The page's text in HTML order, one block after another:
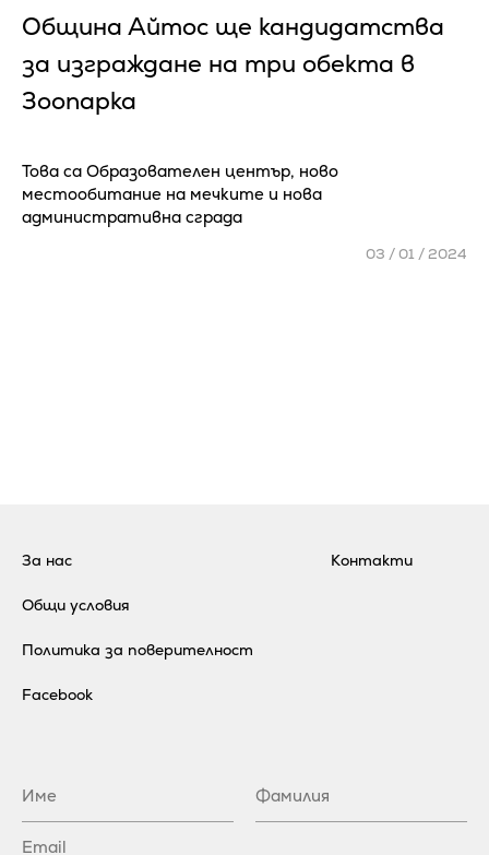
Община Айтос ще кандидатства
за изграждане на три обекта в
Зоопарка
Това са Образователен център, ново
местообитание на мечките и нова
административна сграда
03 / 01 / 2024
За нас
Общи условия
Политика за поверителност
Контакти
Facebook